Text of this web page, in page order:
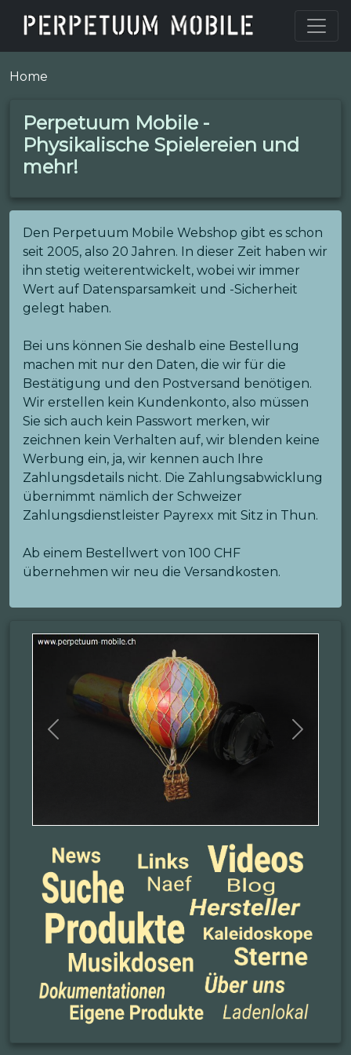
Home
Perpetuum Mobile -
Physikalische Spielereien und
mehr!
Den Perpetuum Mobile Webshop gibt es schon
seit 2005, also 20 Jahren. In dieser Zeit haben wir
ihn stetig weiterentwickelt, wobei wir immer
Wert auf Datensparsamkeit und -Sicherheit
gelegt haben.
Bei uns können Sie deshalb eine Bestellung
machen mit nur den Daten, die wir für die
Bestätigung und den Postversand benötigen.
Wir erstellen kein Kundenkonto, also müssen
Sie sich auch kein Passwort merken, wir
zeichnen kein Verhalten auf, wir blenden keine
Werbung ein, ja, wir kennen auch Ihre
Zahlungsdetails nicht. Die Zahlungsabwicklung
übernimmt nämlich der Schweizer
Zahlungsdienstleister Payrexx mit Sitz in Thun.
Ab einem Bestellwert von 100 CHF
übernehmen wir neu die Versandkosten.
Previous Next